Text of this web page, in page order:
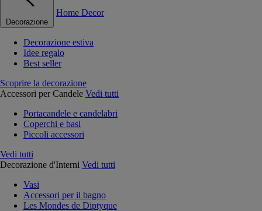
Decorazione
Home Decor
Decorazione estiva
Idee regalo
Best seller
Scoprire la decorazione
Accessori per Candele Vedi tutti
Portacandele e candelabri
Coperchi e basi
Piccoli accessori
Vedi tutti
Decorazione d'Interni Vedi tutti
Vasi
Accessori per il bagno
Les Mondes de Diptyque